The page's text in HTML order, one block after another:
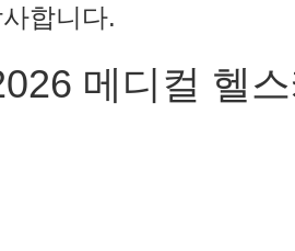
합니다.
메디컬 헬